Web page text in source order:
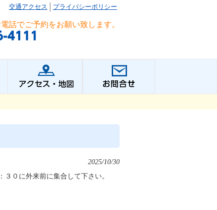
交通アクセス プライバシーポリシー
話でご予約をお願い致します。
2025/10/30
０に外来前に集合して下さい。